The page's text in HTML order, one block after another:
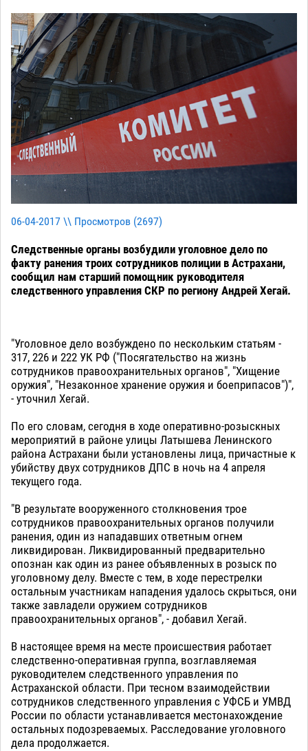
06-04-2017 \\ Просмотров (2697)
Следственные органы возбудили уголовное дело по
факту ранения троих сотрудников полиции в Астрахани,
сообщил нам старший помощник руководителя
следственного управления СКР по региону Андрей Хегай.
"Уголовное дело возбуждено по нескольким статьям -
317, 226 и 222 УК РФ ("Посягательство на жизнь
сотрудников правоохранительных органов", "Хищение
оружия", "Незаконное хранение оружия и боеприпасов")",
- уточнил Хегай.
По его словам, сегодня в ходе оперативно-розыскных
мероприятий в районе улицы Латышева Ленинского
района Астрахани были установлены лица, причастные к
убийству двух сотрудников ДПС в ночь на 4 апреля
текущего года.
"В результате вооруженного столкновения трое
сотрудников правоохранительных органов получили
ранения, один из нападавших ответным огнем
ликвидирован. Ликвидированный предварительно
опознан как один из ранее объявленных в розыск по
уголовному делу. Вместе с тем, в ходе перестрелки
остальным участникам нападения удалось скрыться, они
также завладели оружием сотрудников
правоохранительных органов", - добавил Хегай.
В настоящее время на месте происшествия работает
следственно-оперативная группа, возглавляемая
руководителем следственного управления по
Астраханской области. При тесном взаимодействии
сотрудников следственного управления с УФСБ и УМВД
России по области устанавливается местонахождение
остальных подозреваемых. Расследование уголовного
дела продолжается.